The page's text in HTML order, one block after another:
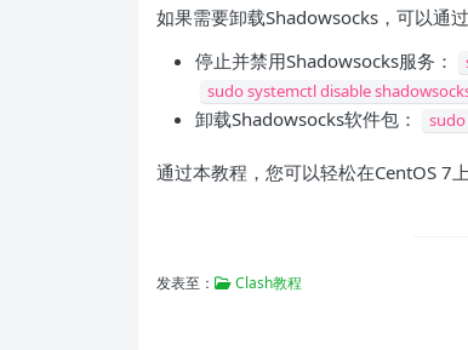
如果需要卸载Shadowsocks，可以通
停止并禁用Shadowsocks服务：
sudo systemctl disable
卸载Shadowsocks软件包：
通过本教程，您可以轻松在CentOS 7
发表至： Clash教程